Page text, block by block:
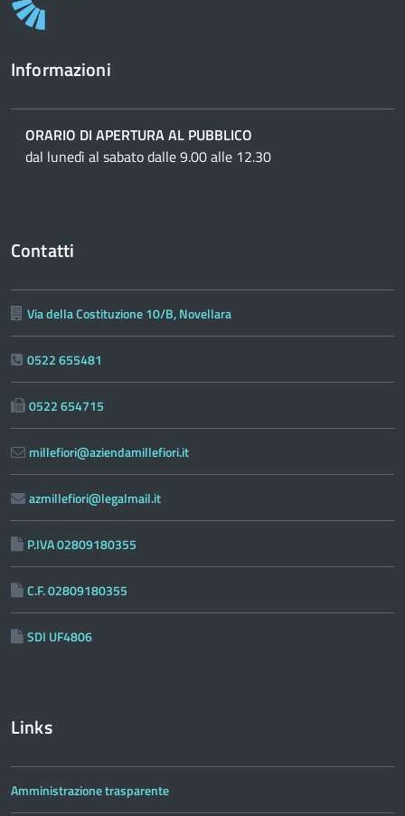
Informazioni
ORARIO DI APERTURA AL PUBBLICO
dal lunedì al sabato dalle 9.00 alle 12.30
Contatti
Via della Costituzione 10/B, Novellara
0522 655481
0522 654715
millefiori@aziendamillefiori.it
azmillefiori@legalmail.it
P.IVA 02809180355
C.F. 02809180355
SDI UF4806
Links
Amministrazione trasparente